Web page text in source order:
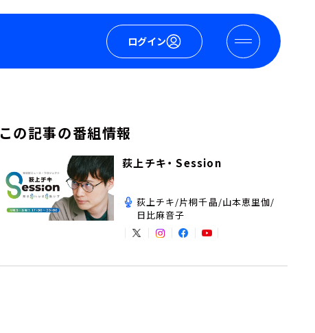
ログイン
この記事の番組情報
荻上チキ・ Session
荻上チキ/片桐千晶/山本恵里伽/
日比麻音子